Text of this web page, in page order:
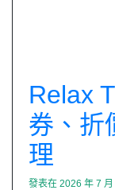
Relax
券、折
理
發表在 2026 年 7 月